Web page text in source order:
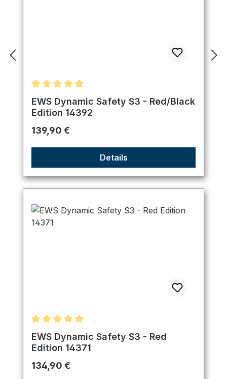
Durchschnittliche Bewertung von 5 von 5 Sternen
EWS Dynamic Safety S3 - Red/Black
Edition 14392
Regulärer Preis:
139,90 €
Details
Durchschnittliche Bewertung von 5 von 5 Sternen
EWS Dynamic Safety S3 - Red
Edition 14371
Regulärer Preis:
134,90 €